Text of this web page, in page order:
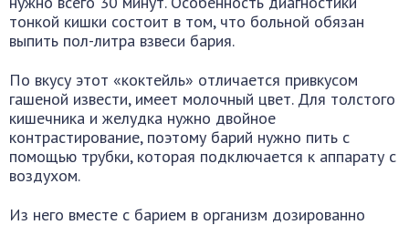
тонкой кишки состоит в том, что больной обязан
выпить пол-литра взвеси бария.
По вкусу этот «коктейль» отличается привкусом
гашеной извести, имеет молочный цвет. Для толстого
кишечника и желудка нужно двойное
контрастирование, поэтому барий нужно пить с
помощью трубки, которая подключается к аппарату с
воздухом.
Из него вместе с барием в организм дозированно